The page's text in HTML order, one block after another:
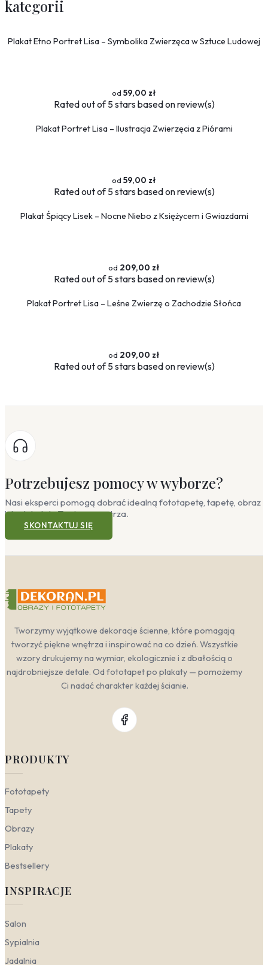
kategorii
Plakat Etno Portret Lisa – Symbolika Zwierzęca w Sztuce Ludowej
59,00 zł
Ratedout of 5 stars based onreview(s)
Plakat Portret Lisa – Ilustracja Zwierzęcia z Piórami
59,00 zł
Ratedout of 5 stars based onreview(s)
Plakat Śpiący Lisek – Nocne Niebo z Księżycem i Gwiazdami
209,00 zł
Ratedout of 5 stars based onreview(s)
Plakat Portret Lisa – Leśne Zwierzę o Zachodzie Słońca
209,00 zł
Ratedout of 5 stars based onreview(s)
Potrzebujesz pomocy w wyborze?
Nasi eksperci pomogą dobrać idealną fototapetę, tapetę, obraz
lub plakat do Twojego wnętrza.
SKONTAKTUJ SIĘ
Tworzymy wyjątkowe dekoracje ścienne, które pomagają
tworzyć piękne wnętrza i inspirować na co dzień. Wszystkie
wzory drukujemy na wymiar, ekologicznie i z dbałością o
najdrobniejsze detale. Od fototapet po plakaty — pomożemy
Ci nadać charakter każdej ścianie.
PRODUKTY
Fototapety
Tapety
Obrazy
Plakaty
Bestsellery
INSPIRACJE
Salon
Sypialnia
Jadalnia